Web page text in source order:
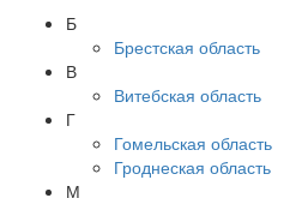
Б
Брестская область
В
Витебская область
Г
Гомельская область
Гроднеская область
М